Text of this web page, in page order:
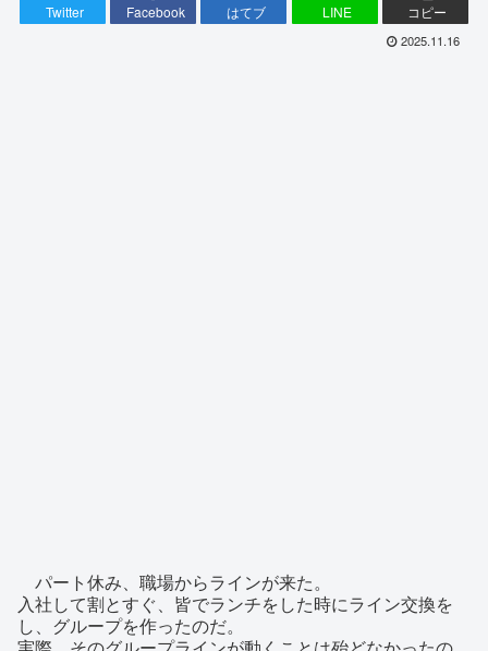
Twitter Facebook はてブ LINE コピー
2025.11.16
パート休み、職場からラインが来た。
入社して割とすぐ、皆でランチをした時にライン交換を
し、グループを作ったのだ。